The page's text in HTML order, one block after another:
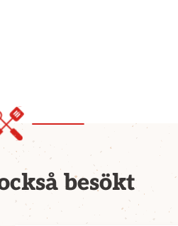
besökt